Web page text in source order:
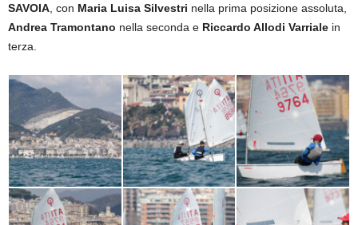
SAVOIA , con Maria Luisa Silvestri nella prima posizione assoluta,
Andrea Tramontano nella seconda e Riccardo Allodi Varriale in
terza.